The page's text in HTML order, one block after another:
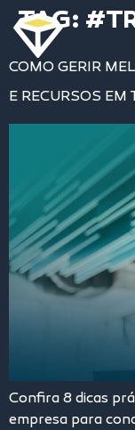
TAG:
COMO GERIR
E RECURSOS EM
Confira 8 dicas
empresa para